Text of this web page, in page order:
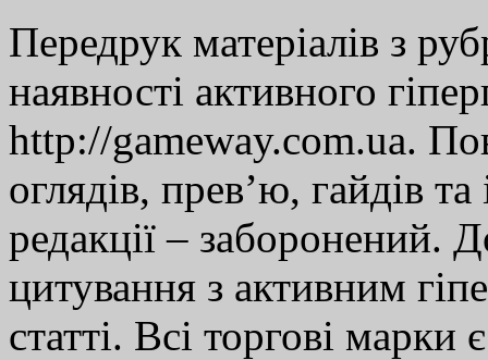
Передрук матеріалів з
наявності активного
http://gameway.com.ua.
оглядів, прев’ю, гайдів
редакції – заборонений.
цитування з активним
статті. Всі торгові марки